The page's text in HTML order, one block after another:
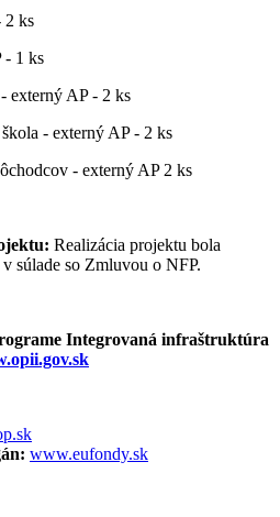
2 ks
- 1 ks
externý AP - 2 ks
- externý AP - 2 ks
- externý AP 2 ks
Realizácia projektu bola
súlade so Zmluvou o NFP.
Integrovaná infraštruktúra
www.eufondy.sk